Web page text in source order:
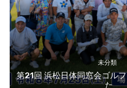
未分類
第21回 浜松日体同窓会ゴル
た